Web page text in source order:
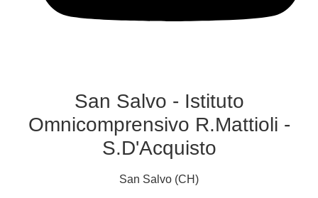
San Salvo - Istituto
Omnicomprensivo R.Mattioli -
S.D'Acquisto
San Salvo (CH)